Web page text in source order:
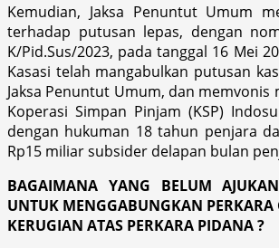
Kemudian, Jaksa Penuntut Umum
terhadap putusan lepas, dengan
K/Pid.Sus/2023, pada tanggal 16 Mei
Kasasi telah mangabulkan putusan
Jaksa Penuntut Umum, dan memvonis
Koperasi Simpan Pinjam (KSP)
dengan hukuman 18 tahun penjara
Rp15 miliar subsider delapan bulan
BAGAIMANA YANG BELUM
UNTUK MENGGABUNGKAN
KERUGIAN ATAS PERKARA PIDANA ?